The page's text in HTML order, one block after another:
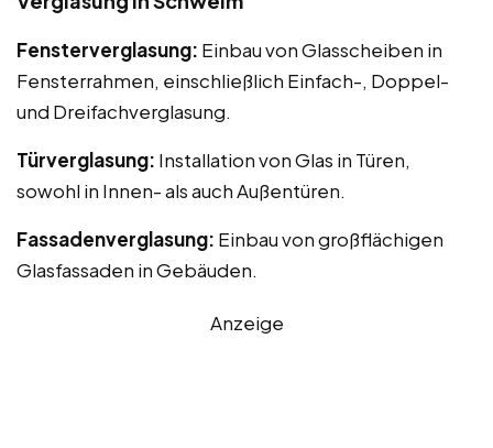
Fensterverglasung: Einbau von Glasscheiben in
Fensterrahmen, einschließlich Einfach-, Doppel-
und Dreifachverglasung.
Türverglasung: Installation von Glas in Türen,
sowohl in Innen- als auch Außentüren.
Fassadenverglasung: Einbau von großflächigen
Glasfassaden in Gebäuden.
Anzeige